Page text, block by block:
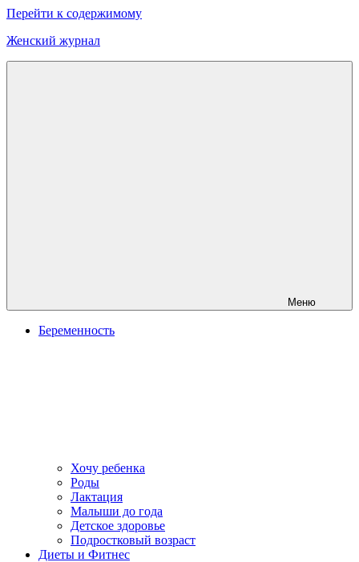
Перейти к содержимому
Женский журнал
Меню
Беременность
Хочу ребенка
Роды
Лактация
Малыши до года
Детское здоровье
Подростковый возраст
Диеты и Фитнес